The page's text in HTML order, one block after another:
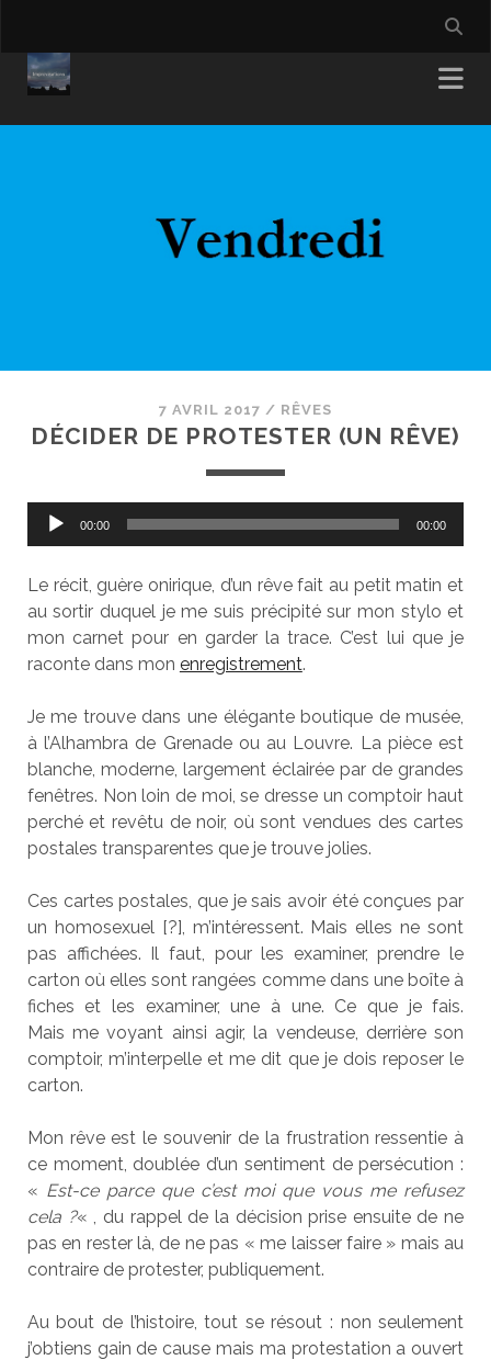
7 AVRIL 2017 / RÊVES
DÉCIDER DE PROTESTER (UN RÊVE)
Lecteur
00:00 00:00
Le récit, guère onirique, d’un rêve fait au petit matin et
au sortir duquel je me suis précipité sur mon stylo et
mon carnet pour en garder la trace. C’est lui que je
raconte dans mon enregistrement.
Je me trouve dans une élégante boutique de musée,
à l’Alhambra de Grenade ou au Louvre. La pièce est
blanche, moderne, largement éclairée par de grandes
fenêtres. Non loin de moi, se dresse un comptoir haut
perché et revêtu de noir, où sont vendues des cartes
postales transparentes que je trouve jolies.
Ces cartes postales, que je sais avoir été conçues par
un homosexuel [?], m’intéressent. Mais elles ne sont
pas affichées. Il faut, pour les examiner, prendre le
carton où elles sont rangées comme dans une boîte à
fiches et les examiner, une à une. Ce que je fais.
Mais me voyant ainsi agir, la vendeuse, derrière son
comptoir, m’interpelle et me dit que je dois reposer le
carton.
Mon rêve est le souvenir de la frustration ressentie à
ce moment, doublée d’un sentiment de persécution :
« Est-ce parce que c’est moi que vous me refusez
cela ?« , du rappel de la décision prise ensuite de ne
pas en rester là, de ne pas « me laisser faire » mais au
contraire de protester, publiquement.
Au bout de l’histoire, tout se résout : non seulement
j’obtiens gain de cause mais ma protestation a ouvert